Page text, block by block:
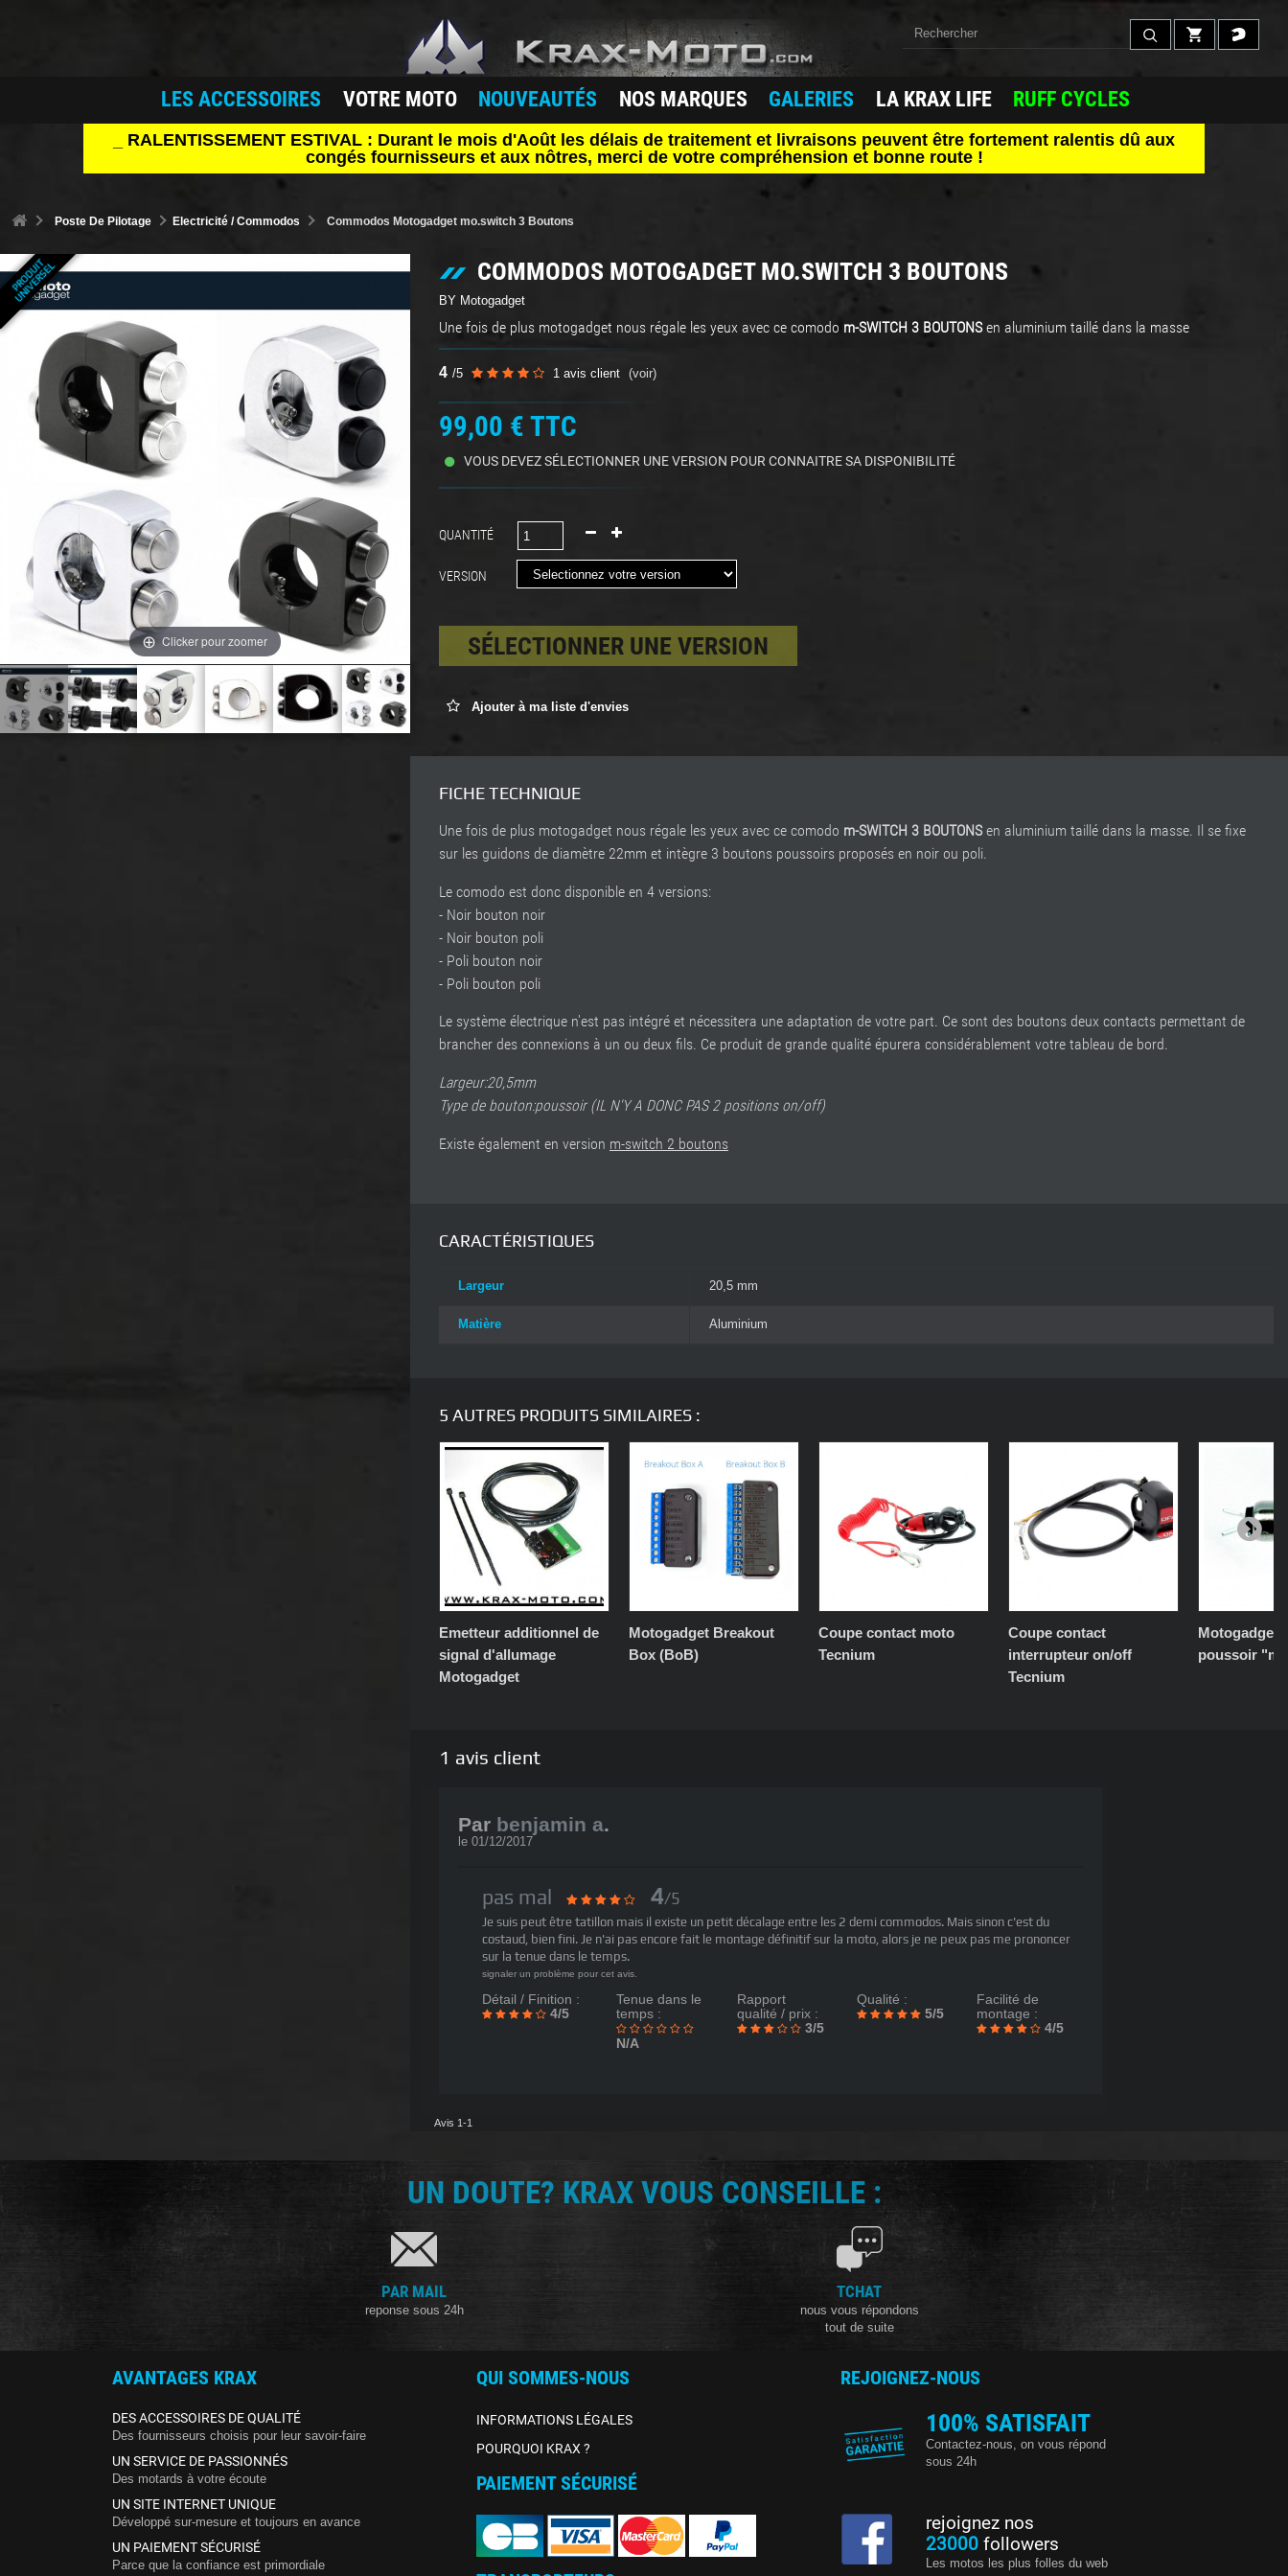
LES ACCESSOIRES VOTRE MOTO NOUVEAUTÉS NOS MARQUES GALERIES LA KRAX LIFE RUFF CYCLES
_ RALENTISSEMENT ESTIVAL : Durant le mois d'Août les délais de traitement et livraisons peuvent être fortement ralentis dû aux
congés fournisseurs et aux nôtres, merci de votre compréhension et bonne route !
Poste De Pilotage Electricité / Commodos Commodos Motogadget mo.switch 3 Boutons
P
R
O
D
U
I
T
U
N
I
V
E
R
S
E
L
Clicker pour zoomer
COMMODOS MOTOGADGET MO.SWITCH 3 BOUTONS
BY Motogadget
Une fois de plus motogadget nous régale les yeux avec ce comodo m-SWITCH 3 BOUTONSen aluminium taillé dans la masse
4 /5 1 avis client (voir)
99,00 € TTC
VOUS DEVEZ SÉLECTIONNER UNE VERSION POUR CONNAITRE SA DISPONIBILITÉ
QUANTITÉ
SÉLECTIONNER UNE VERSION
Ajouter à ma liste d'envies
FICHE TECHNIQUE
Une fois de plus motogadget nous régale les yeux avec ce comodo m-SWITCH 3 BOUTONSen aluminium taillé dans la masse. Il se fixe
sur les guidons de diamètre 22mm et intègre 3 boutons poussoirs proposés en noir ou poli.
Le comodo est donc disponible en 4 versions:
- Noir bouton noir
- Noir bouton poli
- Poli bouton noir
- Poli bouton poli
Le système électrique n'est pas intégré et nécessitera une adaptation de votre part. Ce sont des boutons deux contacts permettant de
brancher des connexions à un ou deux fils. Ce produit de grande qualité épurera considérablement votre tableau de bord.
Largeur:20,5mm
Type de bouton:poussoir (IL N'Y A DONC PAS 2 positions on/off)
Existe également en version m-switch 2 boutons
CARACTÉRISTIQUES
Largeur 20,5 mm
Matière Aluminium
5 AUTRES PRODUITS SIMILAIRES :
Emetteur additionnel de
signal d'allumage
Motogadget
Motogadget Breakout
Box (BoB)
Coupe contact moto
Tecnium
Coupe contact
interrupteur on/off
Tecnium
Motogadget
poussoir
1 avis client
Par benjamin a.
le 01/12/2017
pas mal 4/5
Je suis peut être tatillon mais il existe un petit décalage entre les 2 demi commodos. Mais sinon c'est du
costaud, bien fini. Je n'ai pas encore fait le montage définitif sur la moto, alors je ne peux pas me prononcer
sur la tenue dans le temps.
signaler un problème pour cet avis.
Détail / Finition :
4/5
Tenue dans le
temps :
N/A
Rapport
qualité / prix :
3/5
Qualité :
5/5
Facilité de
montage :
4/5
Avis 1-1
UN DOUTE? KRAX VOUS CONSEILLE :
PAR MAIL
reponse sous 24h
TCHAT
nous vous répondons
tout de suite
AVANTAGES KRAX
DES ACCESSOIRES DE QUALITÉ
Des fournisseurs choisis pour leur savoir-faire
UN SERVICE DE PASSIONNÉS
Des motards à votre écoute
UN SITE INTERNET UNIQUE
Développé sur-mesure et toujours en avance
UN PAIEMENT SÉCURISÉ
Parce que la confiance est primordiale
QUI SOMMES-NOUS
INFORMATIONS LÉGALES
POURQUOI KRAX ?
PAIEMENT SÉCURISÉ
REJOIGNEZ-NOUS
100% SATISFAIT
Contactez-nous, on vous répond
sous 24h
rejoignez nos
23000followers
Les motos les plus folles du web